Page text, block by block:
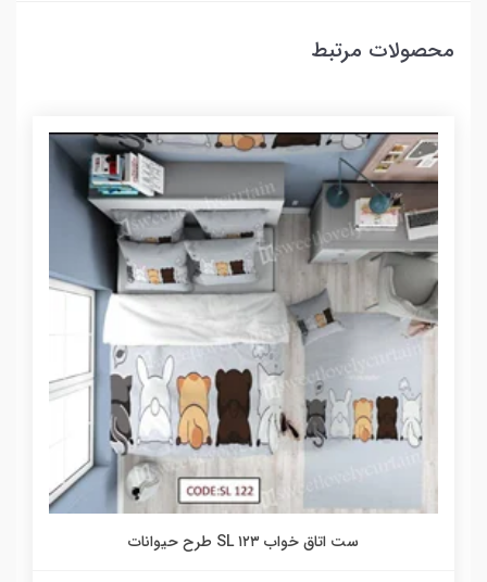
محصولات مرتبط
ست اتاق خواب ۱۲۳ SL طرح حیوانات